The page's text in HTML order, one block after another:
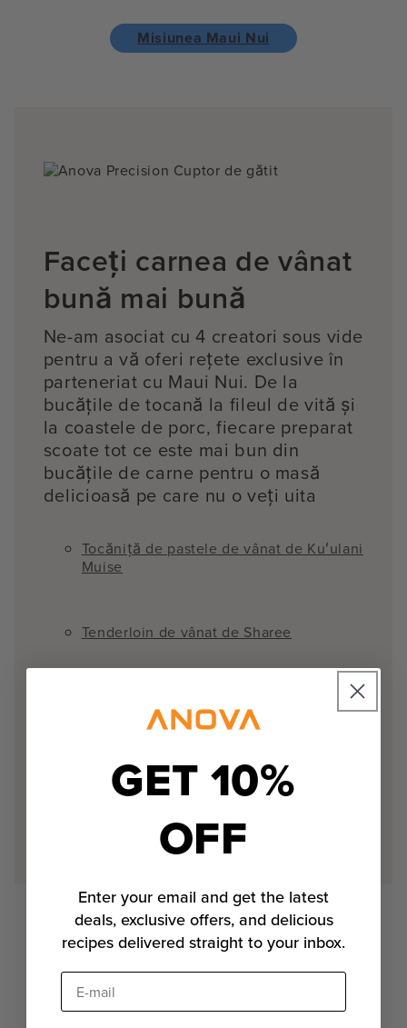
Misiunea Maui Nui
Faceți carnea de vânat
bună mai bună
Ne-am asociat cu 4 creatori sous vide
pentru a vă oferi rețete exclusive în
parteneriat cu Maui Nui. De la
bucățile de tocană la fileul de vită și
la coastele de porc, fiecare preparat
scoate tot ce este mai bun din
bucățile de carne pentru o masă
delicioasă pe care nu o veți uita
Tocăniță de pastele de vânat de Kuʻulani
Muise
Tenderloin de vânat de Sharee
Rack de vânat de Matt Pittman
GET 10%
OFF
Enter your email and get the latest
deals, exclusive offers, and delicious
recipes delivered straight to your inbox.
E-mail